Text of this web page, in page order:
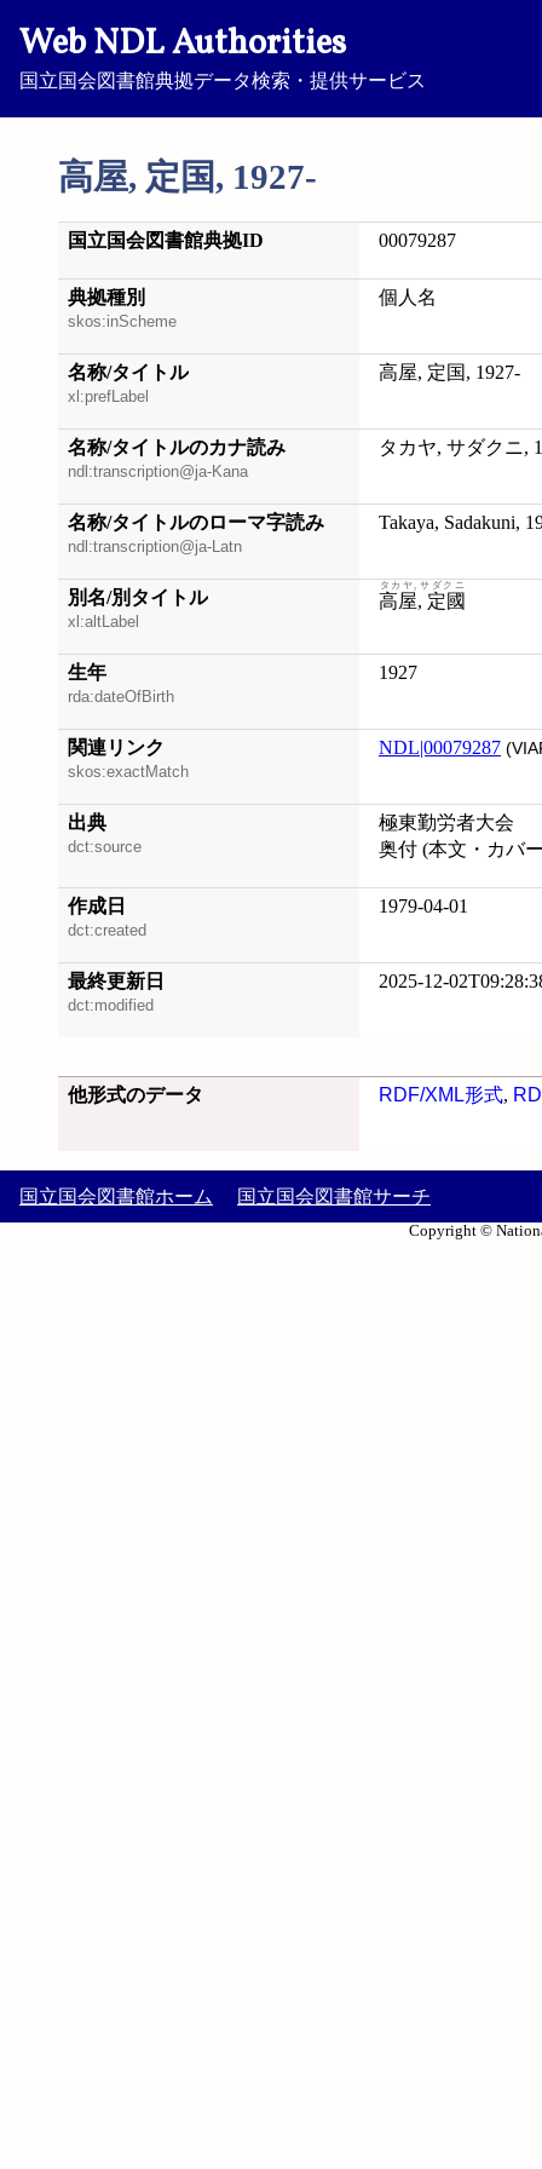
Web NDL Authorities
国立国会図書館典拠データ検索・提供サービス
高屋, 定国, 1927-
国立国会図書館典拠ID 00079287
典拠種別
skos:inScheme
個人名
名称/タイトル
xl:prefLabel
高屋, 定国, 1927-
名称/タイトルのカナ読み
ndl:transcription@ja-Kana
タカヤ, サダクニ,
名称/タイトルのローマ字読み
ndl:transcription@ja-Latn
Takaya, Sadakuni,
別名/別タイトル
xl:altLabel
高屋, 定國
タカヤ, サダクニ
生年
rda:dateOfBirth
1927
関連リンク
skos:exactMatch
NDL|00079287
出典
dct:source
極東勤労者大会
奥付 (本文・カバ
作成日
dct:created
1979-04-01
最終更新日
dct:modified
2025-12-
他形式のデータ RDF/XML形式,
国立国会図書館ホーム 国立国会図書館サーチ
Copyright ©